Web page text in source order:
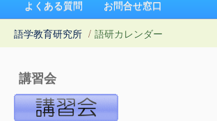
よくある質問
お問合せ窓口
語学教育研究所 / 語研カレンダー
講習会